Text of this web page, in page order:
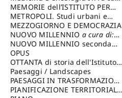
di: Lopez Massimo
MEMORIE dell’ISTITUTO PER
STORIA DEL RISORGIMENTO
METROPOLI. Studi urbani e
regionali
MEZZOGIORNO E DEMOCRAZIA
NUOVO MILLENNIO a cura di:
Capaldo Pellegrino
NUOVO MILLENNIO seconda
serie
Francesco
OPUS
OTTANTA di storia dell'Istituto
storia dell’Istitutoa cura di:
Cavalieri Patrizia
Paesaggi / Landscapes
PAESAGGI IN TRASFORMAZIONE
a cura di: Corti Enrico A.
PIANIFICAZIONE TERRITORIALE